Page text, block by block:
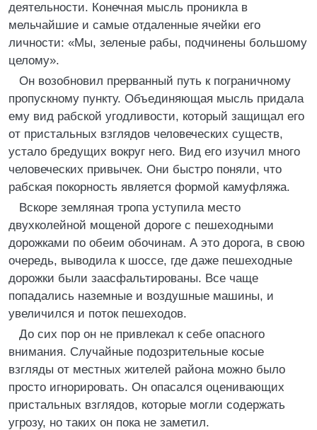
деятельности. Конечная мысль проникла в
мельчайшие и самые отдаленные ячейки его
личности: «Мы, зеленые рабы, подчинены большому
целому».
Он возобновил прерванный путь к пограничному
пропускному пункту. Объединяющая мысль придала
ему вид рабской угодливости, который защищал его
от пристальных взглядов человеческих существ,
устало бредущих вокруг него. Вид его изучил много
человеческих привычек. Они быстро поняли, что
рабская покорность является формой камуфляжа.
Вскоре земляная тропа уступила место
двухколейной мощеной дороге с пешеходными
дорожками по обеим обочинам. А это дорога, в свою
очередь, выводила к шоссе, где даже пешеходные
дорожки были заасфальтированы. Все чаще
попадались наземные и воздушные машины, и
увеличился и поток пешеходов.
До сих пор он не привлекал к себе опасного
внимания. Случайные подозрительные косые
взгляды от местных жителей района можно было
просто игнорировать. Он опасался оценивающих
пристальных взглядов, которые могли содержать
угрозу, но таких он пока не заметил.